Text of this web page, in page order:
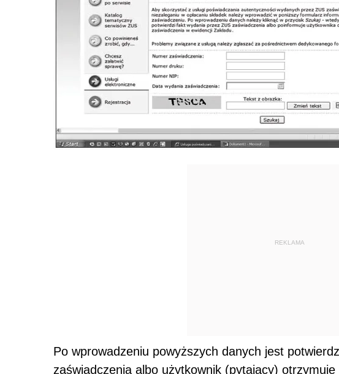
REKLAMA
Po wprowadzeniu powyższych danych jest
zaświadczenia albo użytkownik (pytający)